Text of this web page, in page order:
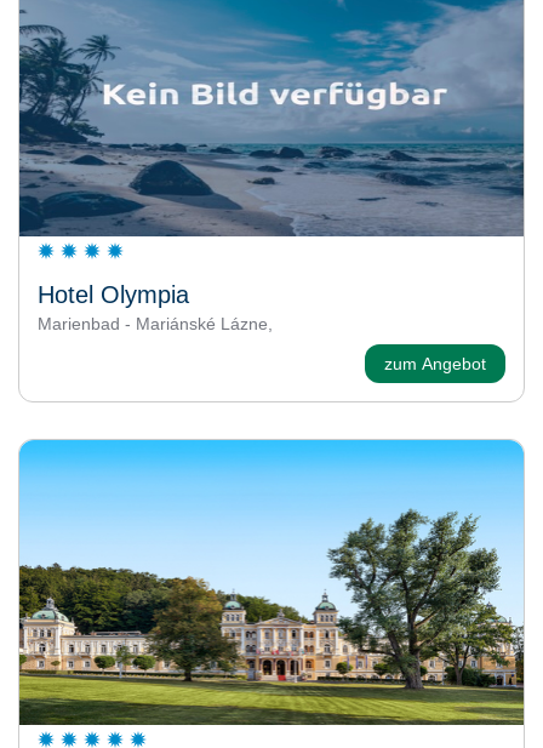
Hotel Olympia
Marienbad - Mariánské Lázne,
zum Angebot